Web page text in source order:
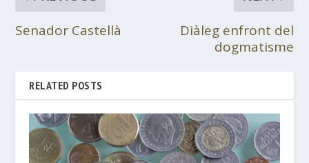
Senador Castellà
Diàleg enfront del
dogmatisme
RELATED POSTS